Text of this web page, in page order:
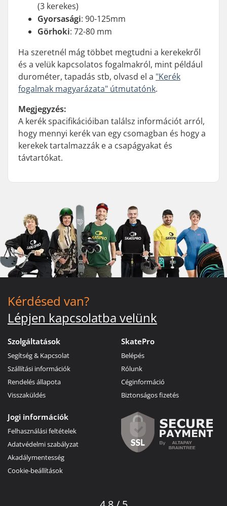
(3 kerekes)
Gyorsasági: 90-125mm
Görhoki: 72-80 mm
Ha szeretnél mág többet megtudni a kerekekről
és a velük kapcsolatos fogalmakról, mint például
durométer, tapadás stb, olvasd el a "Kerék
fogalmak magyarázata" útmutatónk.
Megjegyzés:
A kerék spacifikációiban találsz információt arról,
hogy mennyi kerék van egy csomagban és hogy a
kerekek tartalmazzák e a csapágyakat és
távtartókat.
Kérdésed van?
Lépjen kapcsolatba velünk
Szolgáltatások
Segítség & Kapcsolat
Szállítási információk
Rendelés állapota
Visszaküldés
SkatePro
Belépés
Rólunk
Céginformáció
Biztonságos fizetés
Jogi információk
Felhasználási feltételek
Adatvédelmi szabályzat
Akadálymentesség
Cookie-beállítások